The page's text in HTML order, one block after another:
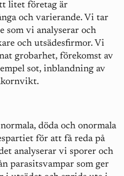
litet företag är
och varierande. Vi tar
som vi analyserar och
och utsädesfirmor. Vi
grobarhet, förekomst av
sot, inblandning av
döda och onormala
för att få reda på
analyserar vi sporer och
parasitsvampar som ger